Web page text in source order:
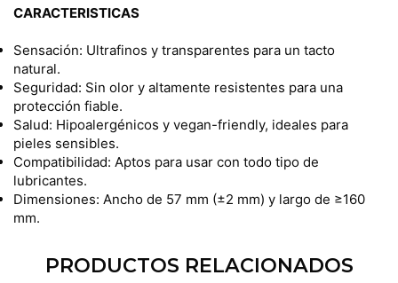
CARACTERISTICAS
Sensación: Ultrafinos y transparentes para un tacto
natural.
Seguridad: Sin olor y altamente resistentes para una
protección fiable.
Salud: Hipoalergénicos y vegan-friendly, ideales para
pieles sensibles.
Compatibilidad: Aptos para usar con todo tipo de
lubricantes.
Dimensiones: Ancho de 57 mm (±2 mm) y largo de ≥160
mm.
PRODUCTOS RELACIONADOS